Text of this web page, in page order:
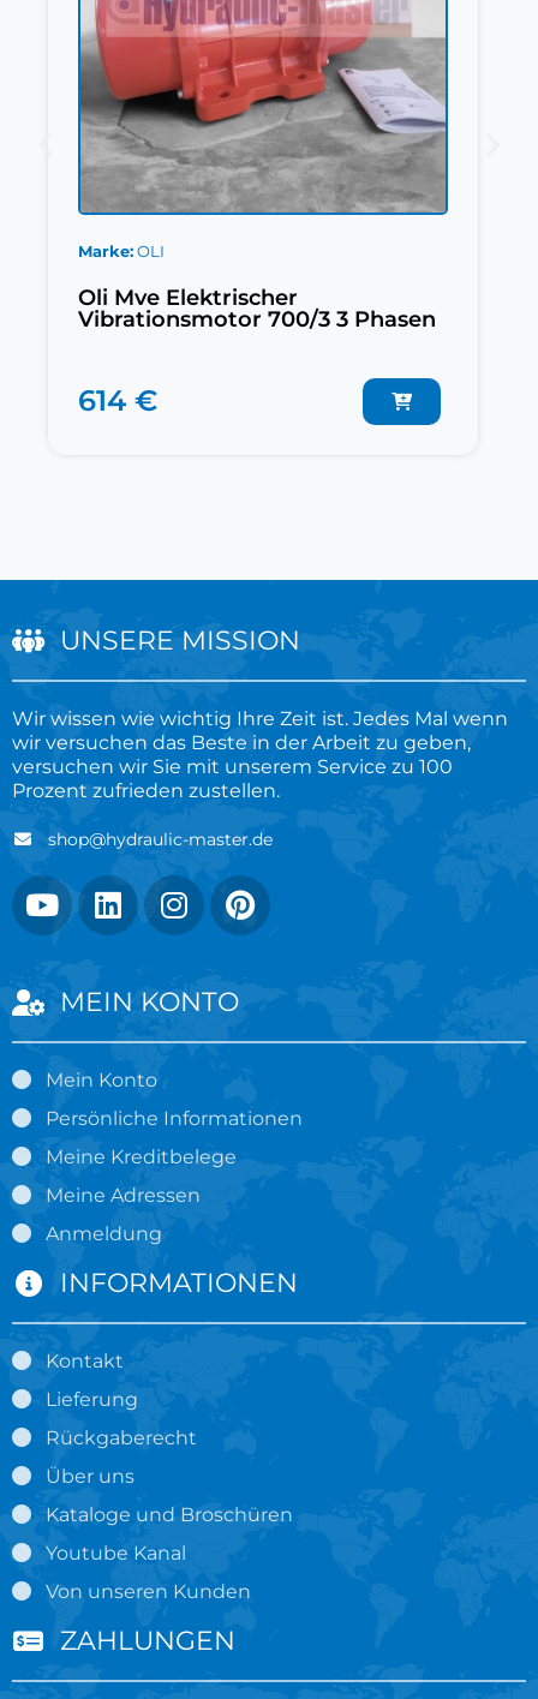
Marke OLI
Oli Mve Elektrischer
Vibrationsmotor 700/3 3 Phasen
614 €
UNSERE MISSION
Wir wissen wie wichtig Ihre Zeit ist. Jedes Mal wenn
wir versuchen das Beste in der Arbeit zu geben,
versuchen wir Sie mit unserem Service zu 100
Prozent zufrieden zustellen.
shop@hydraulic-master.de
MEIN KONTO
Mein Konto
Persönliche Informationen
Meine Kreditbelege
Meine Adressen
Anmeldung
INFORMATIONEN
Kontakt
Lieferung
Rückgaberecht
Über uns
Kataloge und Broschüren
Youtube Kanal
Von unseren Kunden
ZAHLUNGEN